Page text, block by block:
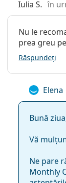
Tabel
Lenjoy
SofLens
Biomedics
Evolution
Iulia S. în
Nu le
prea greu
Răspundeți
Elena
Bună
Vă
Ne pare
Monthly